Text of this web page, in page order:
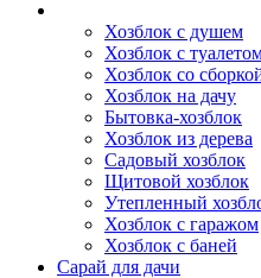
Хозблок с душем
Хозблок с
Хозблок со
Хозблок на дачу
Бытовка-хозблок
Хозблок из дерева
Садовый хозблок
Щитовой хозблок
Утепленный
Хозблок с гаражом
Хозблок с баней
Сарай для дачи